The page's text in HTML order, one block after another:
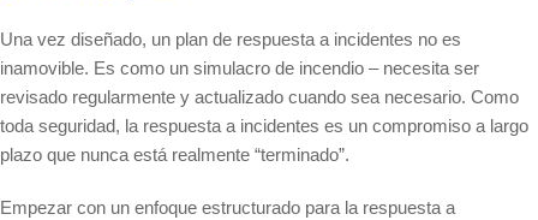
Una vez diseñado, un plan de respuesta a incidentes no es
inamovible. Es como un simulacro de incendio – necesita ser
revisado regularmente y actualizado cuando sea necesario. Como
toda seguridad, la respuesta a incidentes es un compromiso a largo
plazo que nunca está realmente “terminado”.
Empezar con un enfoque estructurado para la respuesta a